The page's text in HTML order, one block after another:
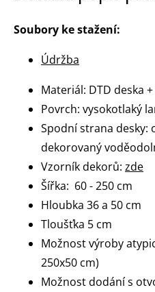
Soubory ke stažení:
Údržba
Materiál: DTD deska
Povrch: vysokotlaký
Spodní strana desky:
dekorovaný
Vzorník dekorů: zde
Šířka: 60 - 250 cm
Hloubka 36 a 50 cm
Tloušťka 5 cm
Možnost výroby
250x50 cm)
Možnost dodání s